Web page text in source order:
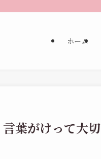
ホーム
葉がけって大切